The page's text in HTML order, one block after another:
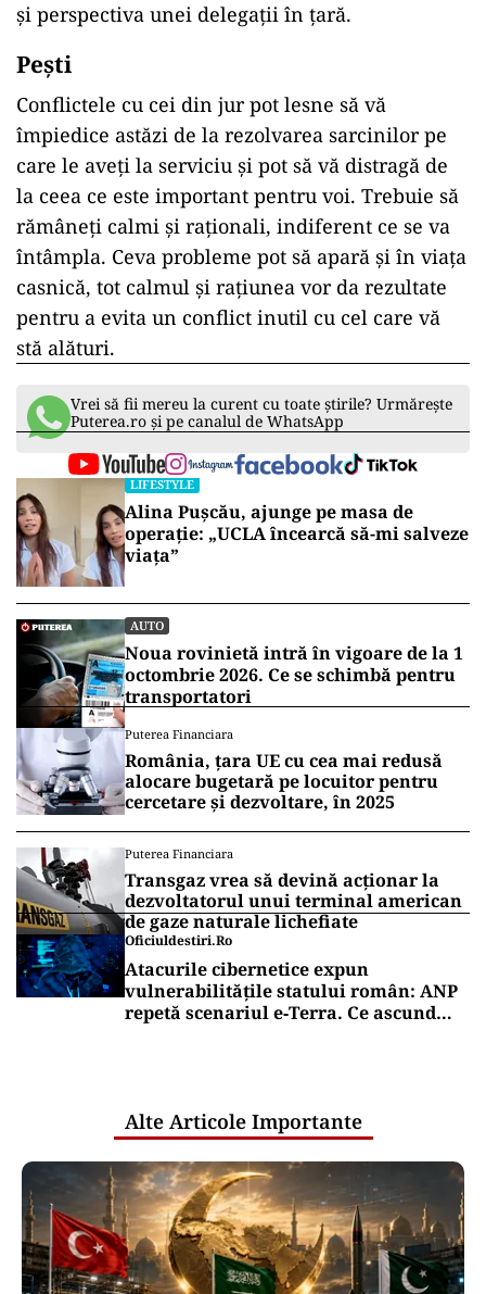
și perspectiva unei delegații în țară.
Pești
Conflictele cu cei din jur pot lesne să vă
împiedice astăzi de la rezolvarea sarcinilor pe
care le aveți la serviciu și pot să vă distragă de
la ceea ce este important pentru voi. Trebuie să
rămâneți calmi și raționali, indiferent ce se va
întâmpla. Ceva probleme pot să apară și în viața
casnică, tot calmul și rațiunea vor da rezultate
pentru a evita un conflict inutil cu cel care vă
stă alături.
Vrei să fii mereu la curent cu toate știrile? Urmărește
Puterea.ro și pe canalul de WhatsApp
LIFESTYLE
Alina Pușcău, ajunge pe masa de
operație: „UCLA încearcă să-mi salveze
viața”
AUTO
Noua rovinietă intră în vigoare de la 1
octombrie 2026. Ce se schimbă pentru
transportatori
Puterea Financiara
România, țara UE cu cea mai redusă
alocare bugetară pe locuitor pentru
cercetare și dezvoltare, în 2025
Puterea Financiara
Transgaz vrea să devină acționar la
dezvoltatorul unui terminal american
de gaze naturale lichefiate
Oficiuldestiri.ro
Atacurile cibernetice expun
vulnerabilitățile statului român: ANP
repetă scenariul e‑Terra. Ce ascund
Alte Articole Importante